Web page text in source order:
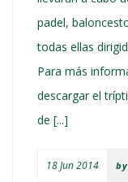
padel,
todas ellas
Para más
descargar el
de [...]
18 Jun 2014 by